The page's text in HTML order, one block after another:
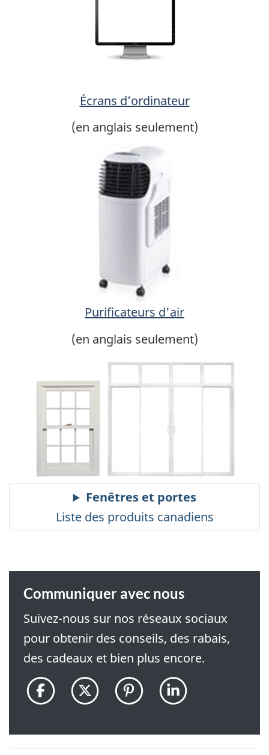
Écrans d’ordinateur
(en anglais seulement)
Purificateurs d'air
(en anglais seulement)
Communiquer avec nous
Suivez-nous sur nos réseaux sociaux
pour obtenir des conseils, des rabais,
des cadeaux et bien plus encore.
@ENERGYSTARCan
sur
@ENERGYSTAR_CDN
sur
sur